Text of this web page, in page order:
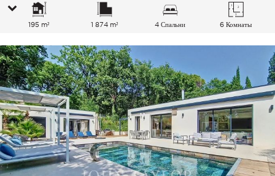
195 m² 1 874 m² 4 Спальни 6 Комнаты